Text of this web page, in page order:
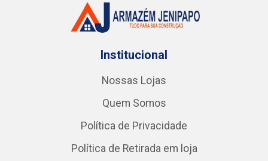
Institucional
Nossas Lojas
Quem Somos
Política de Privacidade
Política de Retirada em loja